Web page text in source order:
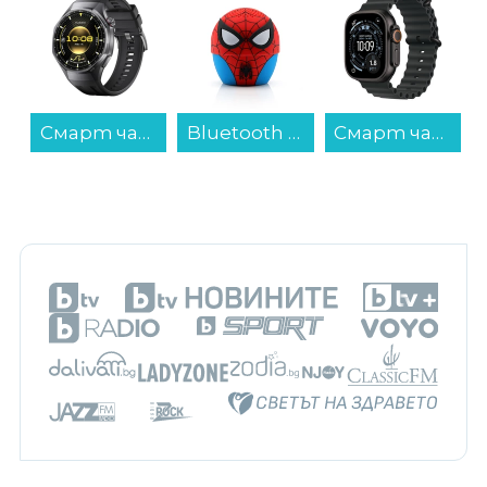
Смарт часовник Huawei WATCH GT 6 PRO BLACK 46mm Atum-B29F 55020FTU , 1.47... Bluetooth колонка Bitty Boomers Spider-Man - BITTYSPIDER... Смарт часовник Apple Watch Ultra 3 49mm Black/Black Ocean Band mf0j4 , 1.98...